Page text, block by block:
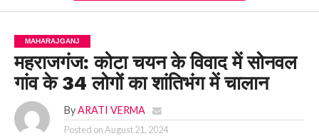
MAHARAJGANJ
महराजगंज: कोटा चयन के विवाद में सोनवल
गांव के 34 लोगों का शांतिभंग में चालान
By ARATI VERMA
Posted onAugust 21, 2024